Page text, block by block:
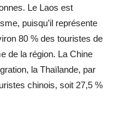
Le Laos est
puisqu’il représente
80 % des touristes de
de la région. La Chine
la Thaïlande, par
chinois, soit 27,5 %